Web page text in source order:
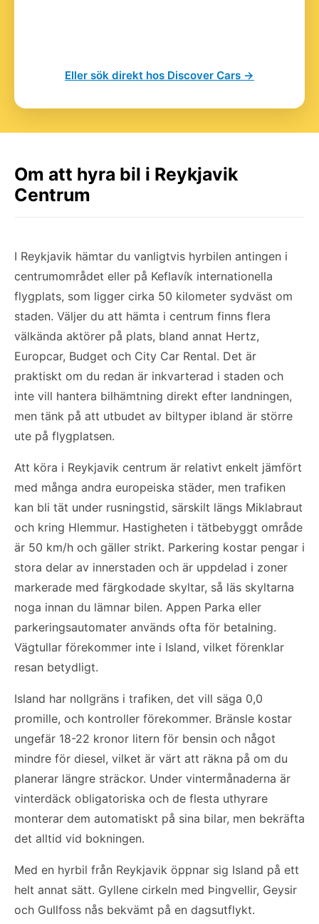
Eller sök direkt hos Discover Cars →
Om att hyra bil i Reykjavik
Centrum
I Reykjavik hämtar du vanligtvis hyrbilen antingen i
centrumområdet eller på Keflavík internationella
flygplats, som ligger cirka 50 kilometer sydväst om
staden. Väljer du att hämta i centrum finns flera
välkända aktörer på plats, bland annat Hertz,
Europcar, Budget och City Car Rental. Det är
praktiskt om du redan är inkvarterad i staden och
inte vill hantera bilhämtning direkt efter landningen,
men tänk på att utbudet av biltyper ibland är större
ute på flygplatsen.
Att köra i Reykjavik centrum är relativt enkelt jämfört
med många andra europeiska städer, men trafiken
kan bli tät under rusningstid, särskilt längs Miklabraut
och kring Hlemmur. Hastigheten i tätbebyggt område
är 50 km/h och gäller strikt. Parkering kostar pengar i
stora delar av innerstaden och är uppdelad i zoner
markerade med färgkodade skyltar, så läs skyltarna
noga innan du lämnar bilen. Appen Parka eller
parkeringsautomater används ofta för betalning.
Vägtullar förekommer inte i Island, vilket förenklar
resan betydligt.
Island har nollgräns i trafiken, det vill säga 0,0
promille, och kontroller förekommer. Bränsle kostar
ungefär 18-22 kronor litern för bensin och något
mindre för diesel, vilket är värt att räkna på om du
planerar längre sträckor. Under vintermånaderna är
vinterdäck obligatoriska och de flesta uthyrare
monterar dem automatiskt på sina bilar, men bekräfta
det alltid vid bokningen.
Med en hyrbil från Reykjavik öppnar sig Island på ett
helt annat sätt. Gyllene cirkeln med Þingvellir, Geysir
och Gullfoss nås bekvämt på en dagsutflykt.